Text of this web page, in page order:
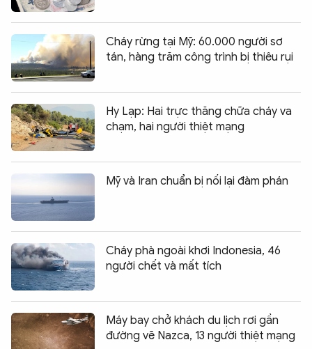
Cháy rừng tại Mỹ: 60.000 người sơ
tán, hàng trăm công trình bị thiêu rụi
Hy Lạp: Hai trực thăng chữa cháy va
chạm, hai người thiệt mạng
Mỹ và Iran chuẩn bị nối lại đàm phán
Cháy phà ngoài khơi Indonesia, 46
người chết và mất tích
Máy bay chở khách du lịch rơi gần
đường vẽ Nazca, 13 người thiệt mạng